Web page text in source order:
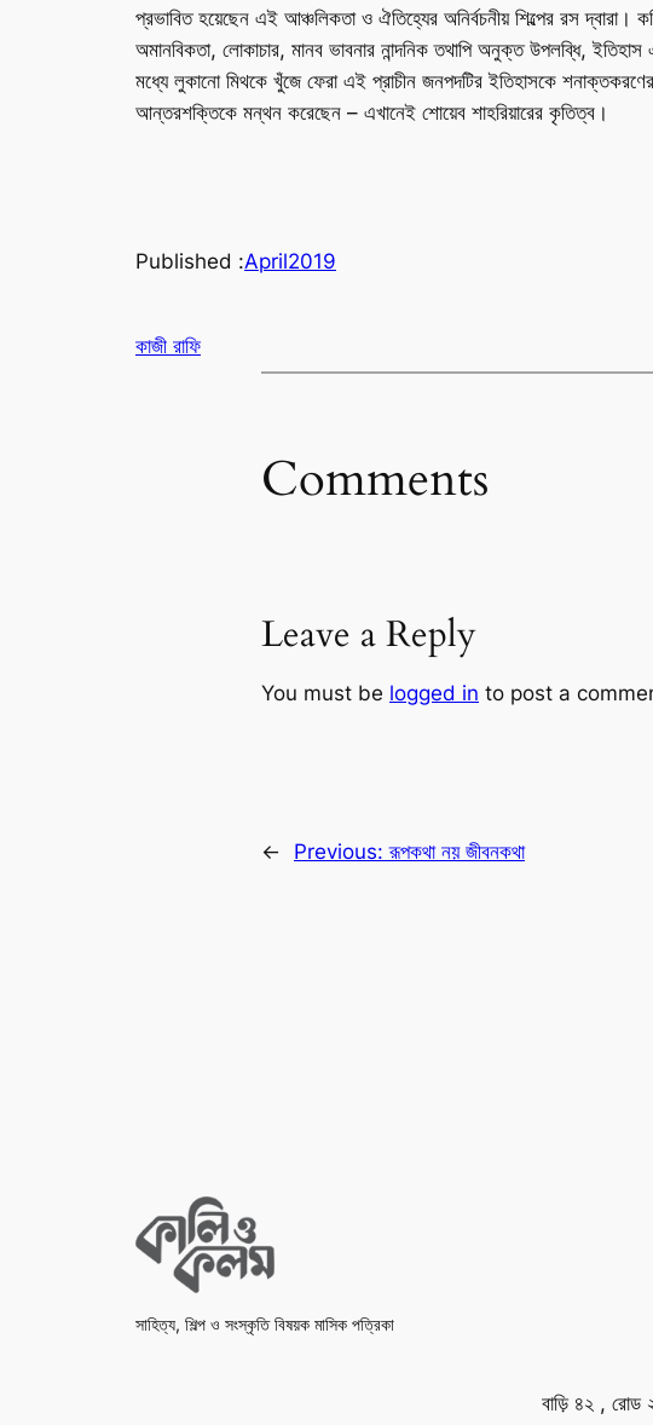
প্রভাবিত হয়েছেন এই আঞ্চলিকতা ও ঐতিহ্যের অনির্বচনীয় শিল্পের রস
অমানবিকতা, লোকাচার, মানব ভাবনার নান্দনিক তথাপি অনুক্ত উপলব্ধি,
মধ্যে লুকানো মিথকে খুঁজে ফেরা এই প্রাচীন জনপদটির ইতিহাসকে
আন্তরশক্তিকে মন্থন করেছেন – এখানেই শোয়েব শাহরিয়ারের কৃতিত্ব।
Published :April2019
কাজী রাফি
Comments
Leave a Reply
You must be logged in to post a
← Previous:রূপকথা নয় জীবনকথা
সাহিত্য, শিল্প ও সংস্কৃতি বিষয়ক মাসিক পত্রিকা
বাড়ি ৪২ , রোড